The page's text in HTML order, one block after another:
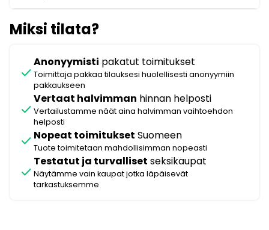
Miksi tilata?
check
Anonyymisti pakatut toimitukset
Toimittaja pakkaa tilauksesi huolellisesti anonyymiin
pakkaukseen
check
Vertaat halvimman hinnan helposti
Vertailustamme näät aina halvimman vaihtoehdon
helposti
check Nopeat toimitukset Suomeen
Tuote toimitetaan mahdollisimman nopeasti
check
Testatut ja turvalliset seksikaupat
Näytämme vain kaupat jotka läpäisevät
tarkastuksemme